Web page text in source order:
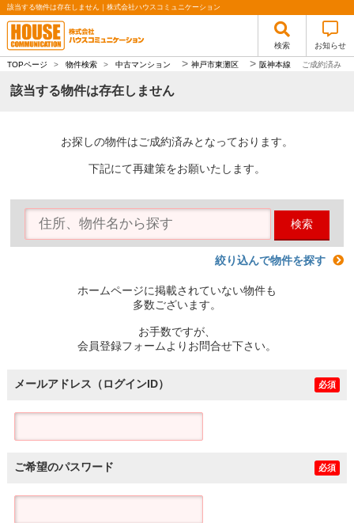
該当する物件は存在しません｜株式会社ハウスコミュニケーション
検索 お知らせ
TOPページ > 物件検索 > 中古マンション > 神戸市東灘区 > 阪神本線 ご成約済み
該当する物件は存在しません
お探しの物件はご成約済みとなっております。
下記にて再建策をお願いたします。
検索
絞り込んで物件を探す
ホームページに掲載されていない物件も
多数ございます。
お手数ですが、
会員登録フォームよりお問合せ下さい。
メールアドレス（ログインID） 必須
ご希望のパスワード 必須